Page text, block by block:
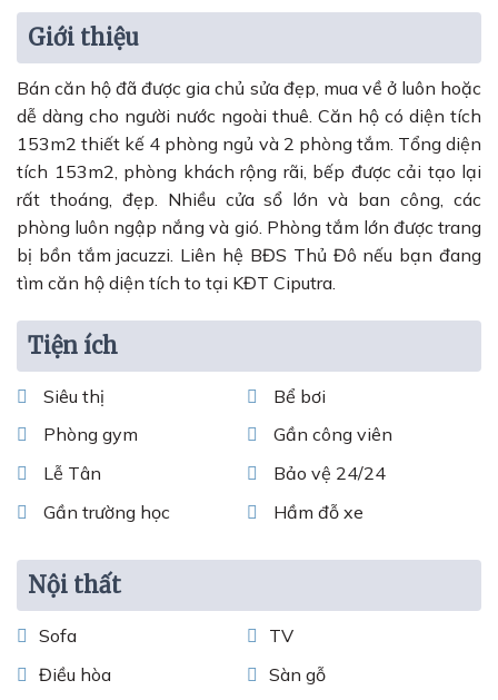
Giới thiệu
Bán căn hộ đã được gia chủ sửa đẹp, mua về ở luôn hoặc
dễ dàng cho người nước ngoài thuê. Căn hộ có diện tích
153m2 thiết kế 4 phòng ngủ và 2 phòng tắm. Tổng diện
tích 153m2, phòng khách rộng rãi, bếp được cải tạo lại
rất thoáng, đẹp. Nhiều cửa sổ lớn và ban công, các
phòng luôn ngập nắng và gió. Phòng tắm lớn được trang
bị bồn tắm jacuzzi. Liên hệ BĐS Thủ Đô nếu bạn đang
tìm căn hộ diện tích to tại KĐT Ciputra.
Tiện ích
Siêu thị
Bể bơi
Phòng gym
Gần công viên
Lễ Tân
Bảo vệ 24/24
Gần trường học
Hầm đỗ xe
Nội thất
Sofa
TV
Điều hòa
Sàn gỗ